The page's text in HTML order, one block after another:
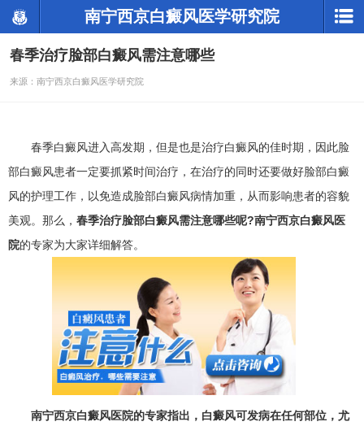
南宁西京白癜风医学研究院
春季治疗脸部白癜风需注意哪些
来源：南宁西京白癜风医学研究院
春季白癜风进入高发期，但是也是治疗白癜风的佳时期，因此脸
部白癜风患者一定要抓紧时间治疗，在治疗的同时还要做好脸部白癜
风的护理工作，以免造成脸部白癜风病情加重，从而影响患者的容貌
美观。那么， 春季治疗脸部白癜风需注意哪些呢?南宁西京白癜风医
院的专家为大家详细解答。
南宁西京白癜风医院的专家指出，白癜风可发病在任何部位，尤